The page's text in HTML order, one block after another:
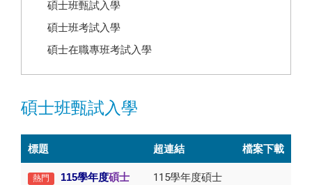
碩士班甄試入學
碩士班考試入學
碩士在職專班考試入學
碩士班甄試入學
標題 超連結 檔案下載
熱門 115學年度碩士
115學年度碩士